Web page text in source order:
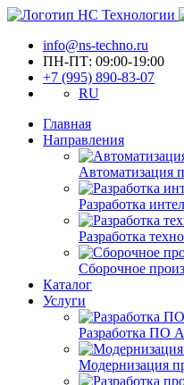
info@ns-techno.ru
ПН-ПТ: 09:00-19:00
+7 (995) 890-83-07
RU
Главная
Направления
Автоматизация
Разработка
Разработка
Сборочное
Каталог
Услуги
Разработка ПО
Модернизация